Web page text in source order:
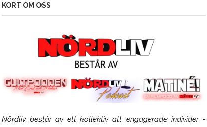
KORT OM OSS
Nördliv består av ett kollektiv att engagerade individer -